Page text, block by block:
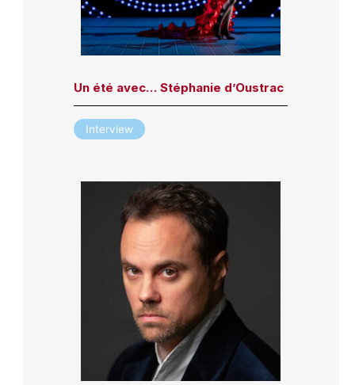
Un été avec… Stéphanie d’Oustrac
Interview